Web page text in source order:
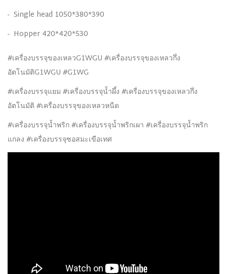
- Single head 1050*380*390
- Hopper 420*420*530
#เครื่องบรรจุของเหลวG1WGU #เครื่องบรรจุของเหลวกึ่ง
อัตโนมัติG1WGU #G1WG
#เครื่องบรรจุแยม #เครื่องบรรจุน้ำผึ้ง #เครื่องบรรจุของเหลวกึ่ง
อัตโนมัติ #เครื่องบรรจุของเหลวหนืด
#เครื่องบรรจุน้ำพริก #เครื่องบรรจุน้ำพริกเผา #เครื่องบรรจุน้ำพริก
แกลง #เครื่องบรรจุซอสมะเขือเทศ